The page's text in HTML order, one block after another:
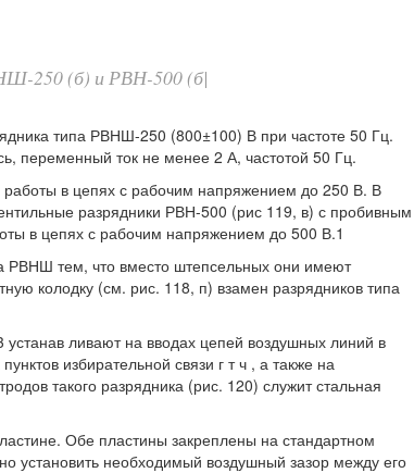
250 (б) и РВН-500 (б|
типа РВНШ-250 (800±100) В при частоте 50 Гц.
переменный ток не менее 2 А, частотой 50 Гц.
в цепях с рабочим напряжением до 250 В. В
разрядники РВН-500 (рис 119, в) с пробивным
в цепях с рабочим напряжением до 500 В.1
РВНШ тем, что вместо штепсельных они имеют
колодку (см. рис. 118, п) взамен разрядников типа
ливают на вводах цепей воздушных линий в
избирательной связи г т ч , а также на
такого разрядника (рис. 120) служит стальная
Обе пластины закреплены на стандартном
установить необходимый воздушный зазор между его